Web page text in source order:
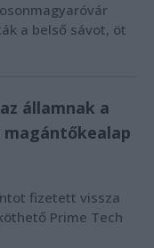
a belső sávot, öt
államnak a
fizetett vissza
Prime Tech